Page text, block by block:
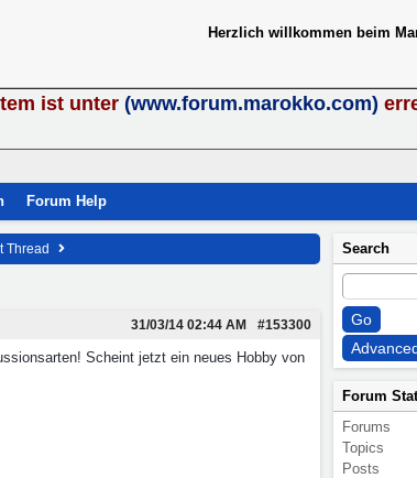
Herzlich willkommen beim
ist unter (www.forum.marokko.com)
Forum Help
Thread
#153300
31/03/14 02:44 AM
Scheint jetzt ein neues Hobby von
Search
Forum
Forums
Topics
Posts